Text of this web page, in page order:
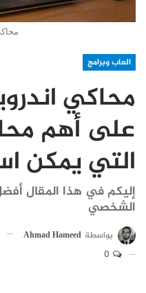
العاب وبرامج
محاكي
على أهم
التي يمكن
إليكم في هذا المقال
الشخصي
بواسطة Ahmad Hameed